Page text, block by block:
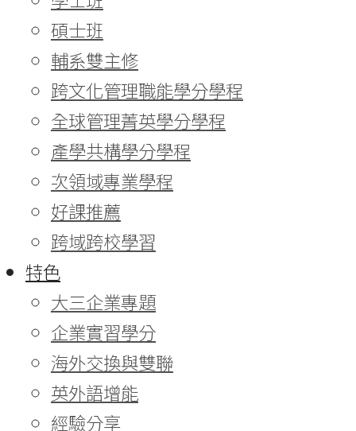
碩士班
輔系雙主修
跨文化管理職能學分學程
全球管理菁英學分學程
產學共構學分學程
次領域專業學程
好課推薦
跨域跨校學習
特色
大三企業專題
企業實習學分
海外交換與雙聯
英外語增能
經驗分享